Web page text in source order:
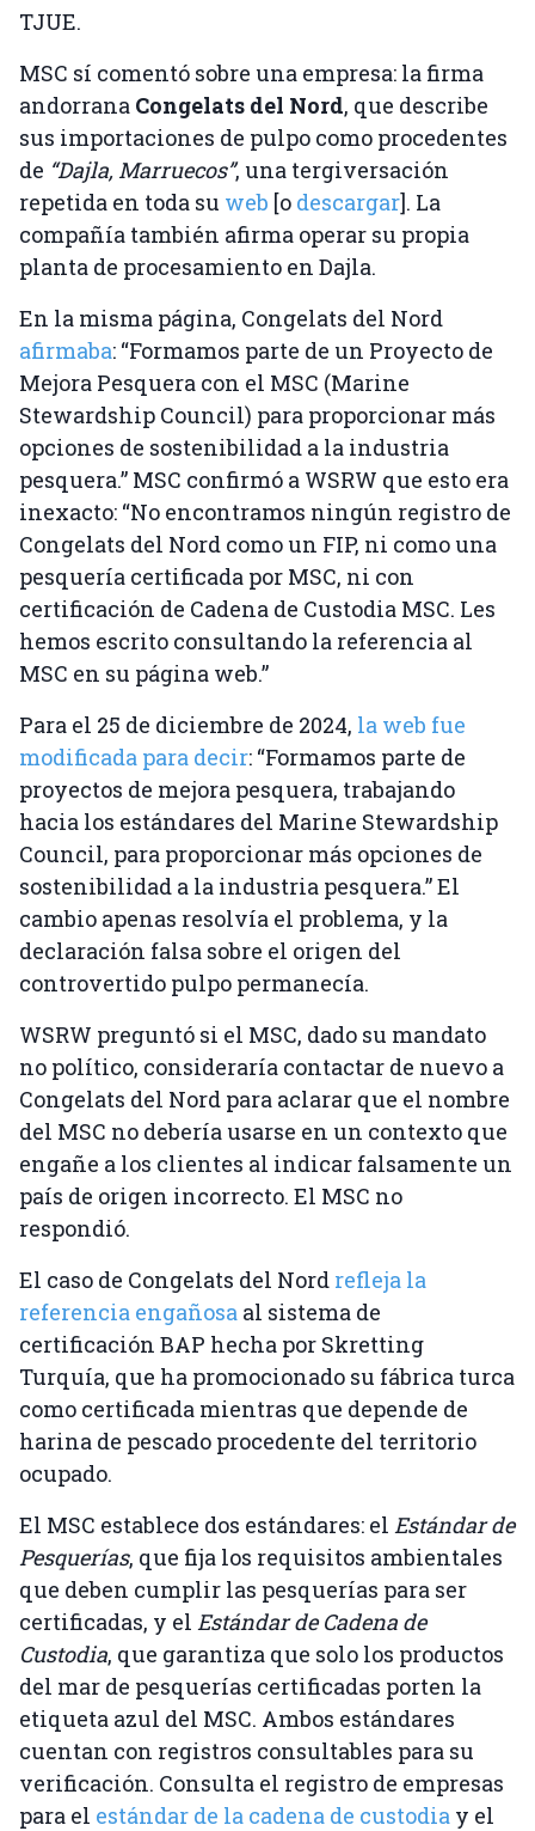
TJUE.
MSC sí comentó sobre una empresa: la firma
andorrana Congelats del Nord, que describe
sus importaciones de pulpo como procedentes
de “Dajla, Marruecos”, una tergiversación
repetida en toda su web [o descargar]. La
compañía también afirma operar su propia
planta de procesamiento en Dajla.
En la misma página, Congelats del Nord
afirmaba: “Formamos parte de un Proyecto de
Mejora Pesquera con el MSC (Marine
Stewardship Council) para proporcionar más
opciones de sostenibilidad a la industria
pesquera.” MSC confirmó a WSRW que esto era
inexacto: “No encontramos ningún registro de
Congelats del Nord como un FIP, ni como una
pesquería certificada por MSC, ni con
certificación de Cadena de Custodia MSC. Les
hemos escrito consultando la referencia al
MSC en su página web.”
Para el 25 de diciembre de 2024, la web fue
modificada para decir: “Formamos parte de
proyectos de mejora pesquera, trabajando
hacia los estándares del Marine Stewardship
Council, para proporcionar más opciones de
sostenibilidad a la industria pesquera.” El
cambio apenas resolvía el problema, y la
declaración falsa sobre el origen del
controvertido pulpo permanecía.
WSRW preguntó si el MSC, dado su mandato
no político, consideraría contactar de nuevo a
Congelats del Nord para aclarar que el nombre
del MSC no debería usarse en un contexto que
engañe a los clientes al indicar falsamente un
país de origen incorrecto. El MSC no
respondió.
El caso de Congelats del Nord refleja la
referencia engañosa al sistema de
certificación BAP hecha por Skretting
Turquía, que ha promocionado su fábrica turca
como certificada mientras que depende de
harina de pescado procedente del territorio
ocupado.
El MSC establece dos estándares: el Estándar de
Pesquerías, que fija los requisitos ambientales
que deben cumplir las pesquerías para ser
certificadas, y el Estándar de Cadena de
Custodia, que garantiza que solo los productos
del mar de pesquerías certificadas porten la
etiqueta azul del MSC. Ambos estándares
cuentan con registros consultables para su
verificación. Consulta el registro de empresas
para el estándar de la cadena de custodia y el